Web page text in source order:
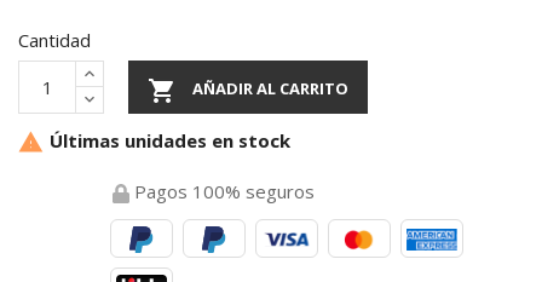
Cantidad
 AÑADIR AL CARRITO
 Últimas unidades en stock
Pagos 100% seguros